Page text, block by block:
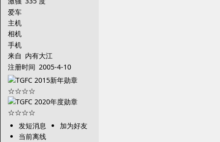
爱车
主机
相机
手机
来自 内有大江
注册时间 2005-4-10
发短消息
加为好友
当前离线